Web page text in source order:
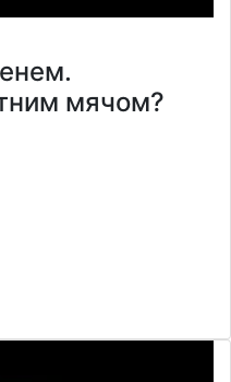
мячом?